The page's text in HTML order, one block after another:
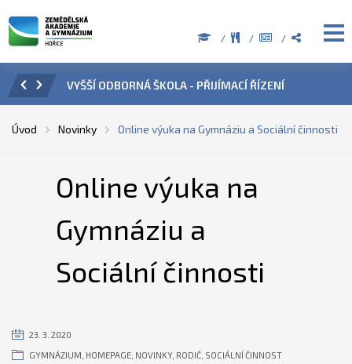
ÚŘEDNÍ HODINY V OBDOBÍ LETNÍCH PRÁZDNIN
Úvod Novinky Online výuka na Gymnáziu a Sociální činnosti
Online výuka na
Gymnáziu a
Sociální činnosti
23. 3. 2020
GYMNÁZIUM HOMEPAGE NOVINKY, RODIČ SOCIÁLNÍ ČINNOST